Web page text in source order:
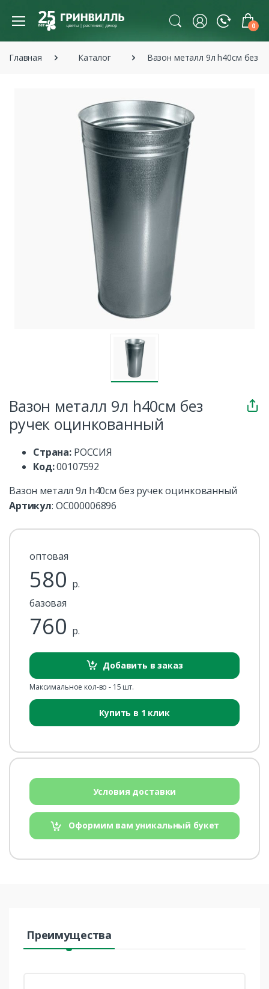
0
Главная Каталог Вазон металл 9л h40см без
Вазон металл 9л h40см без
ручек оцинкованный
Страна: РОССИЯ
Код:00107592
Вазон металл 9л h40см без ручек оцинкованный
Артикул: ОС000006896
оптовая
580 р.
базовая
760 р.
Добавить в заказ
Максимальное кол-во - 15 шт.
Купить в 1 клик
Условия доставки
Оформим вам уникальный букет
Преимущества